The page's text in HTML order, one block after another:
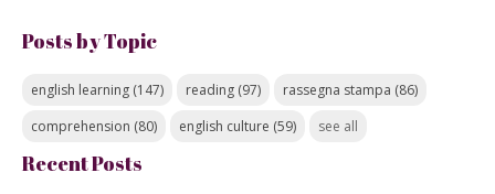
Posts by Topic
english learning (147) reading (97) rassegna stampa (86)
comprehension (80) english culture (59) see all
Recent Posts